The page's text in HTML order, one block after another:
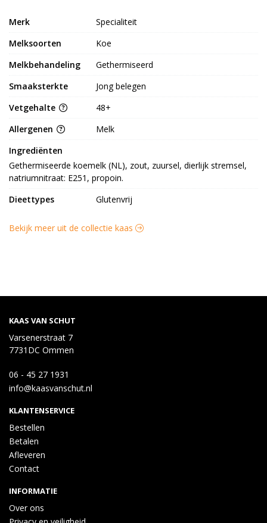
Merk
Specialiteit
Melksoorten
Koe
Melkbehandeling
Gethermiseerd
Smaaksterkte
Jong belegen
Vetgehalte
48+
Allergenen
Melk
Ingrediënten
Gethermiseerde koemelk (NL), zout, zuursel, dierlijk stremsel,
natriumnitraat: E251, propoin.
Dieettypes
Glutenvrij
Bekijk meer uit de collectie kaas
KAAS VAN SCHUT
Varsenerstraat 7
7731DC Ommen
06 - 45 27 1931
info@kaasvanschut.nl
KLANTENSERVICE
Bestellen
Betalen
Afleveren
Contact
INFORMATIE
Over ons